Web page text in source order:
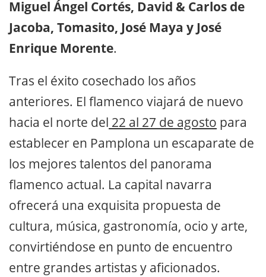
Miguel Ángel Cortés, David & Carlos de
Jacoba, Tomasito, José Maya y José
Enrique Morente.
Tras el éxito cosechado los años
anteriores. El flamenco viajará de nuevo
hacia el norte del 22 al 27 de agosto para
establecer en Pamplona un escaparate de
los mejores talentos del panorama
flamenco actual. La capital navarra
ofrecerá una exquisita propuesta de
cultura, música, gastronomía, ocio y arte,
convirtiéndose en punto de encuentro
entre grandes artistas y aficionados.